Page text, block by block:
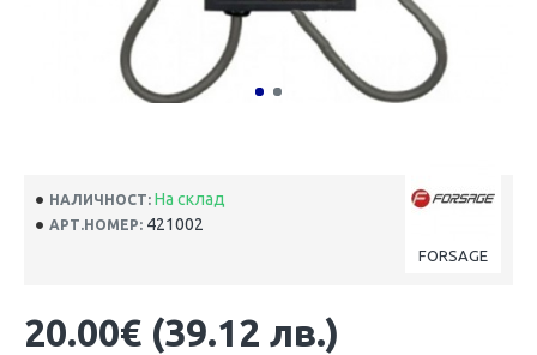
НАЛИЧНОСТ: На склад
АРТ.НОМЕР: 421002
FORSAGE
20.00€ (39.12 лв.)